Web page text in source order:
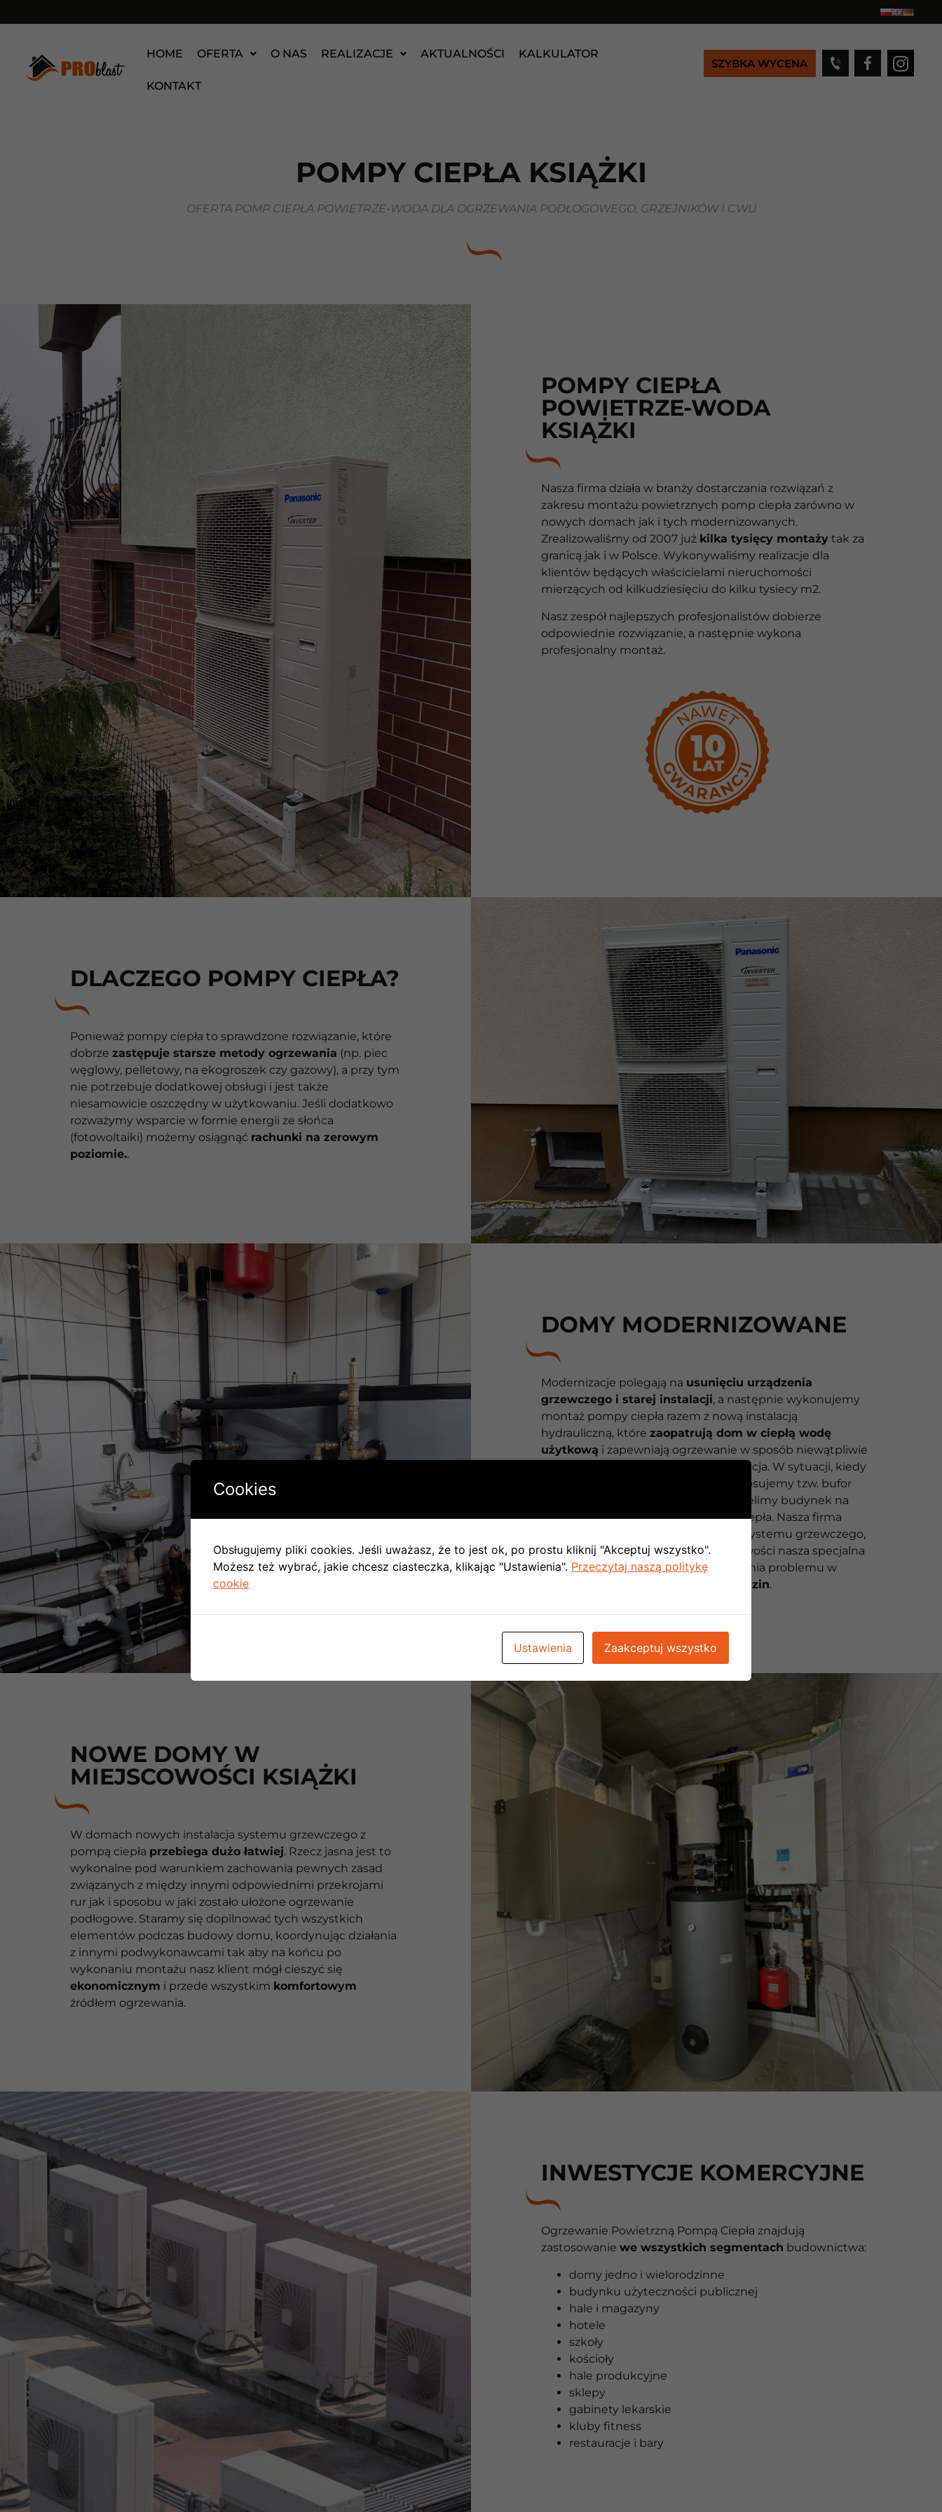
HOME OFERTA O NAS REALIZACJE AKTUALNOŚCI KALKULATOR
KONTAKT
SZYBKA WYCENA
POMPY CIEPŁA KSIĄŻKI
OFERTA POMP CIEPŁA POWIETRZE-WODA DLA OGRZEWANIA PODŁOGOWEGO, GRZEJNIKÓW I CWU
POMPY CIEPŁA
POWIETRZE-WODA
KSIĄŻKI
Nasza firma działa w branży dostarczania rozwiązań z
zakresu montażu powietrznych pomp ciepła zarówno w
nowych domach jak i tych modernizowanych.
Zrealizowaliśmy od 2007 już kilka tysięcy montaży tak za
granicą jak i w Polsce. Wykonywaliśmy realizacje dla
klientów będących właścicielami nieruchomości
mierzących od kilkudziesięciu do kilku tysiecy m2.
Nasz zespół najlepszych profesjonalistów dobierze
odpowiednie rozwiązanie, a następnie wykona
profesjonalny montaż.
DLACZEGO POMPY CIEPŁA?
Ponieważ pompy ciepła to sprawdzone rozwiązanie, które
dobrze zastępuje starsze metody ogrzewania (np. piec
węglowy, pelletowy, na ekogroszek czy gazowy), a przy tym
nie potrzebuje dodatkowej obsługi i jest także
niesamowicie oszczędny w użytkowaniu. Jeśli dodatkowo
rozważymy wsparcie w formie energii ze słońca
(fotowoltaiki) możemy osiągnąć rachunki na zerowym
poziomie..
DOMY MODERNIZOWANE
Modernizacje polegają na usunięciu urządzenia
grzewczego i starej instalacji, a następnie wykonujemy
montaż pompy ciepła razem z nową instalacją
hydrauliczną, które zaopatrują dom w ciepłą wodę
użytkową i zapewniają ogrzewanie w sposób niewątpliwie
bardziej ekonomiczny niż stara instalacja. W sytuacji, kiedy
w domu są obecne także grzejniki stosujemy tzw. bufor
ciepła, a także na życzenie klienta dzielimy budynek na
kilka niezależnie sterowanych stref ciepła. Nasza firma
monitoruje zdalnie parametry pracy systemu grzewczego,
a w sytuacji wystąpienia nieprawidłowości nasza specjalna
brygada serwisowa dąży do naprawienia problemu w
przeciągu dwudziestu czterech godzin.
NOWE DOMY W
MIEJSCOWOŚCI KSIĄŻKI
W domach nowych instalacja systemu grzewczego z
pompą ciepła przebiega dużo łatwiej. Rzecz jasna jest to
wykonalne pod warunkiem zachowania pewnych zasad
związanych z między innymi odpowiednimi przekrojami
rur jak i sposobu w jaki zostało ułożone ogrzewanie
podłogowe. Staramy się dopilnować tych wszystkich
elementów podczas budowy domu, koordynując działania
z innymi podwykonawcami tak aby na końcu po
wykonaniu montażu nasz klient mógł cieszyć się
ekonomicznym i przede wszystkim komfortowym
źródłem ogrzewania.
INWESTYCJE KOMERCYJNE
Ogrzewanie Powietrzną Pompą Ciepła znajdują
zastosowanie we wszystkich segmentach budownictwa:
domy jedno i wielorodzinne
budynku użyteczności publicznej
hale i magazyny
hotele
szkoły
kościoły
hale produkcyjne
sklepy
gabinety lekarskie
kluby fitness
restauracje i bary
Cookies
Obsługujemy pliki cookies. Jeśli uważasz, że to jest ok, po prostu kliknij "Akceptuj wszystko".
Możesz też wybrać, jakie chcesz ciasteczka, klikając "Ustawienia". Przeczytaj naszą politykę
cookie
Ustawienia Zaakceptuj wszystko